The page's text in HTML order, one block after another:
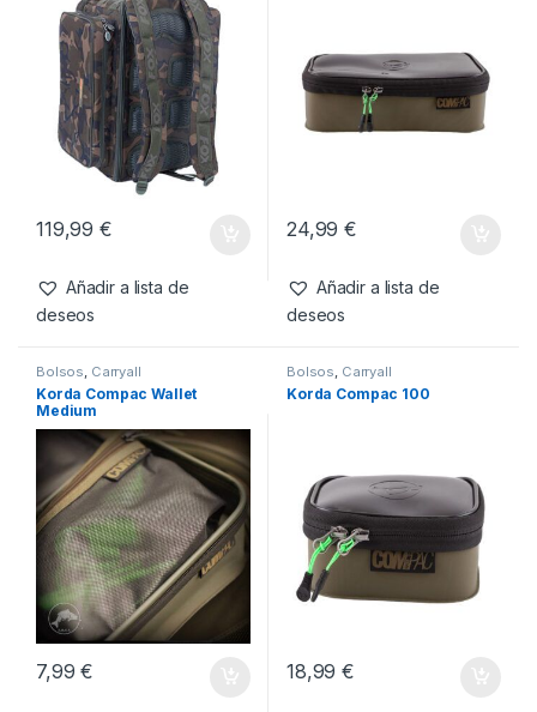
119,99€
Añadir a lista de
deseos
24,99€
Añadir a lista de
deseos
Bolsos, Carryall
Korda Compac Wallet
Medium
7,99€
Bolsos, Carryall
Korda Compac 100
18,99€